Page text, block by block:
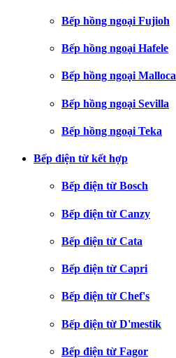
Bếp hồng ngoại Fujioh
Bếp hồng ngoại Hafele
Bếp hồng ngoại Malloca
Bếp hồng ngoại Sevilla
Bếp hồng ngoại Teka
Bếp điện từ kết hợp
Bếp điện từ Bosch
Bếp điện từ Canzy
Bếp điện từ Cata
Bếp điện từ Capri
Bếp điện từ Chef's
Bếp điện từ D'mestik
Bếp điện từ Fagor